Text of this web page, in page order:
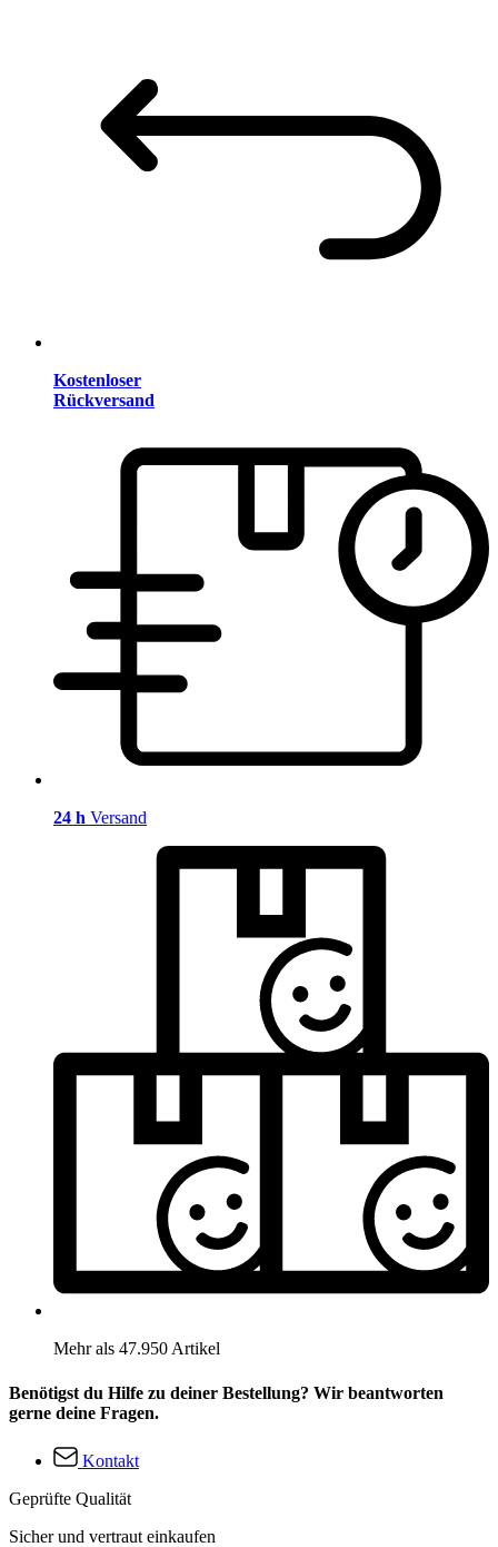
Kostenloser
Rückversand
24 h Versand
Mehr als 47.950 Artikel
Benötigst du Hilfe zu deiner Bestellung? Wir beantworten
gerne deine Fragen.
Kontakt
Geprüfte Qualität
Sicher und vertraut einkaufen